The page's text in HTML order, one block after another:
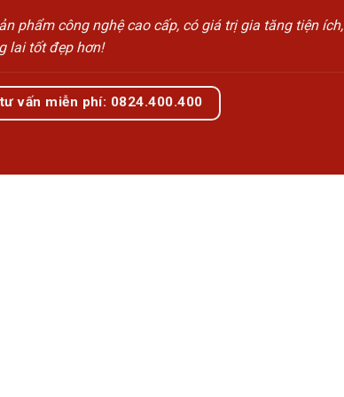
phẩm công nghệ cao cấp, có giá trị gia tăng tiện ích,
lai tốt đẹp hơn!
vấn miễn phí: 0824.400.400